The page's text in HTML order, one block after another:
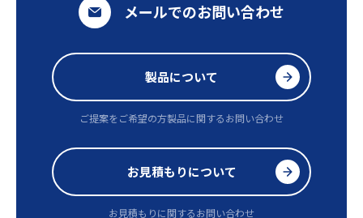
メールでのお問い合わせ
製品について
ご提案をご希望の方製品に関するお問い合わせ
お見積もりについて
お見積もりに関するお問い合わせ